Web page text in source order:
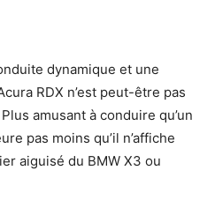
dynamique et une
RDX n’est peut-être pas
amusant à conduire qu’un
pas moins qu’il n’affiche
aiguisé du BMW X3 ou